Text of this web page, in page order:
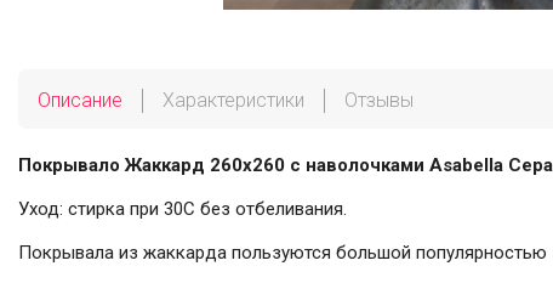
Описание Характеристики Отзывы
Покрывало Жаккард 260х260 с наволочками Asabella
Уход: стирка при 30С без отбеливания.
Покрывала из жаккарда пользуются большой популярностью